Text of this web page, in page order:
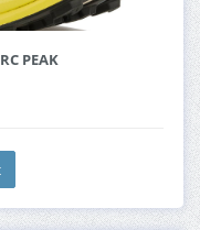
PEAK